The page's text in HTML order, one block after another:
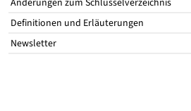
Definitionen und Erläuterungen
Newsletter